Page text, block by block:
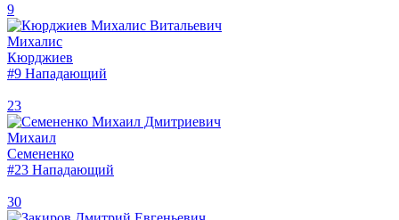
9
Михалис
Кюрджиев
#9 Нападающий
23
Михаил
Семененко
#23 Нападающий
30